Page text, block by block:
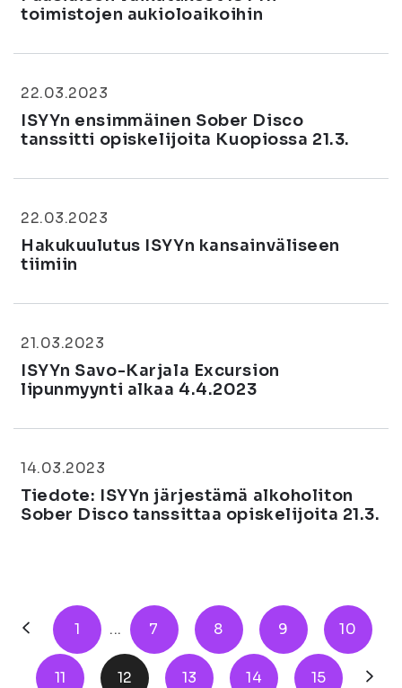
toimistojen aukioloaikoihin
22.03.2023
ISYYn ensimmäinen Sober Disco
tanssitti opiskelijoita Kuopiossa 21.3.
22.03.2023
Hakukuulutus ISYYn kansainväliseen
tiimiin
21.03.2023
ISYYn Savo-Karjala Excursion
lipunmyynti alkaa 4.4.2023
14.03.2023
Tiedote: ISYYn järjestämä alkoholiton
Sober Disco tanssittaa opiskelijoita 21.3.
1 ... 7 8 9 10
11 12 13 14 15